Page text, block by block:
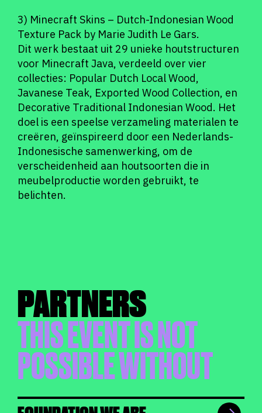
3) Minecraft Skins – Dutch-Indonesian Wood
Texture Pack by Marie Judith Le Gars.
Dit werk bestaat uit 29 unieke houtstructuren
voor Minecraft Java, verdeeld over vier
collecties: Popular Dutch Local Wood,
Javanese Teak, Exported Wood Collection, en
Decorative Traditional Indonesian Wood. Het
doel is een speelse verzameling materialen te
creëren, geïnspireerd door een Nederlands-
Indonesische samenwerking, om de
verscheidenheid aan houtsoorten die in
meubelproductie worden gebruikt, te
belichten.
PARTNERS
THIS EVENT IS NOT
POSSIBLE WITHOUT